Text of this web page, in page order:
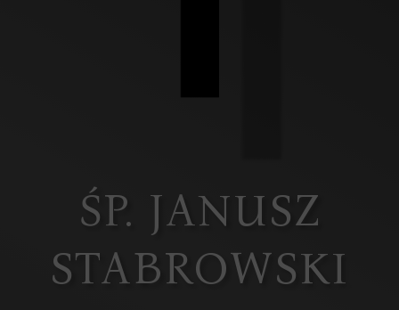
ŚP. JANUSZ
STABROWSKI